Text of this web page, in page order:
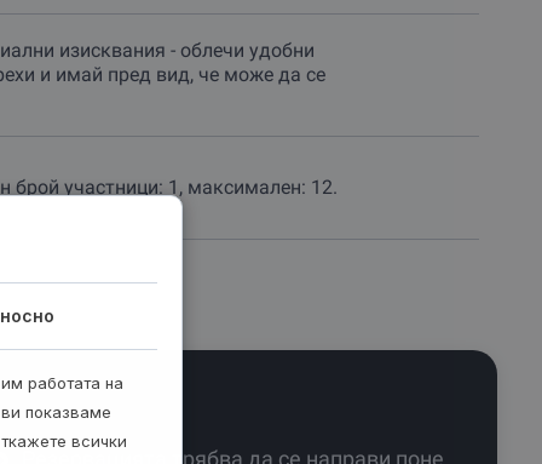
изисквания - облечи удобни
и имай пред вид, че може да се
брой участници: 1, максимален: 12.
Резервацията трябва да се направи поне
работата на
показваме
всички